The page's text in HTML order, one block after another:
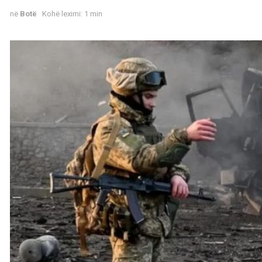
në Botë Kohë leximi: 1 min